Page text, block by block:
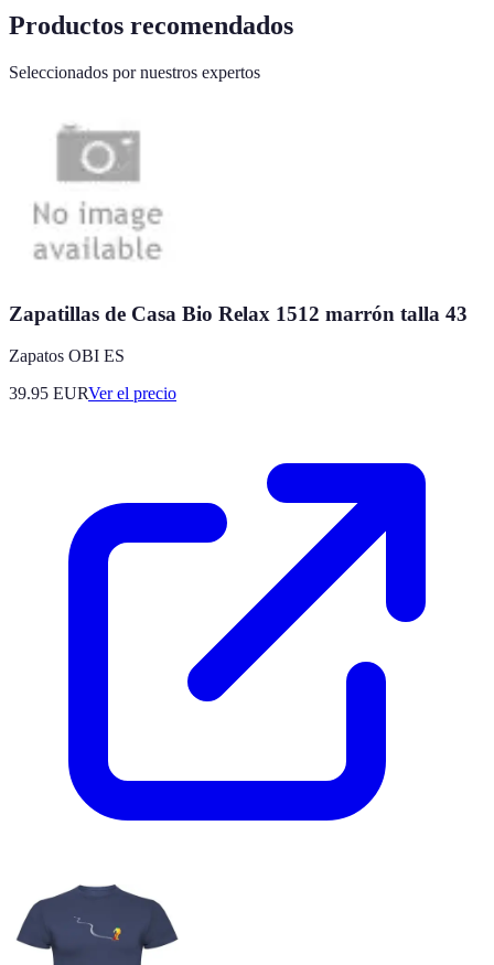
Productos recomendados
Seleccionados por nuestros expertos
Zapatillas de Casa Bio Relax 1512 marrón talla 43
Zapatos OBI ES
39.95 EURVer el precio